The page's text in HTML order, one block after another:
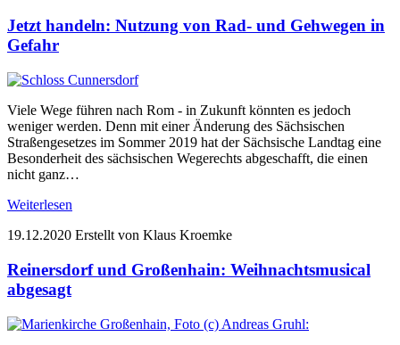
Jetzt handeln: Nutzung von Rad- und Gehwegen in
Gefahr
Viele Wege führen nach Rom - in Zukunft könnten es jedoch
weniger werden. Denn mit einer Änderung des Sächsischen
Straßengesetzes im Sommer 2019 hat der Sächsische Landtag eine
Besonderheit des sächsischen Wegerechts abgeschafft, die einen
nicht ganz…
Weiterlesen
19.12.2020 Erstellt von Klaus Kroemke
Reinersdorf und Großenhain: Weihnachtsmusical
abgesagt